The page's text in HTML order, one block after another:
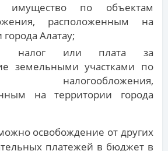
имущество по объектам
расположенным на
Алатау;
налог или плата за
земельными участками по
налогообложения,
на территории города
освобождение от других
платежей в бюджет в